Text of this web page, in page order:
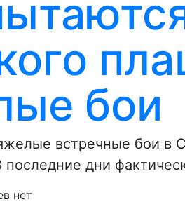
бои
встречные бои в
последние дни
нет